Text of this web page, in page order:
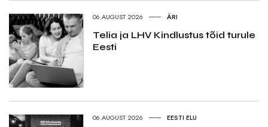
06.AUGUST 2026 ÄRI
Telia ja LHV Kindlustus tõid turule
Eesti
06.AUGUST 2026 EESTI ELU